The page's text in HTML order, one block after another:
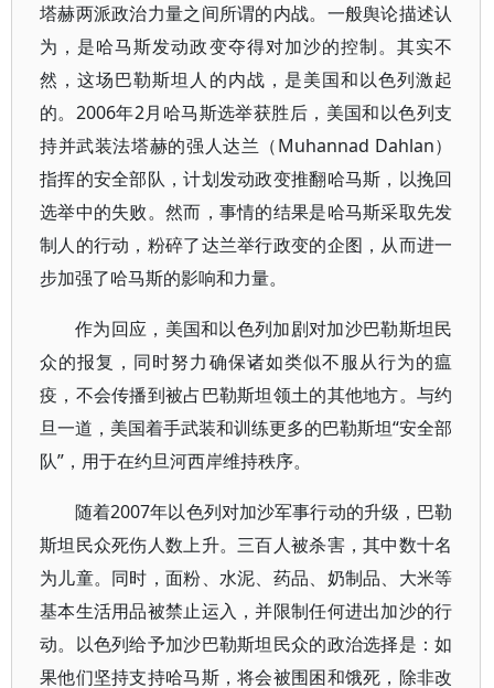
塔赫两派政治力量之间所谓的内战。一般舆论描述认
为，是哈马斯发动政变夺得对加沙的控制。其实不
然，这场巴勒斯坦人的内战，是美国和以色列激起
的。2006年2月哈马斯选举获胜后，美国和以色列支
持并武装法塔赫的强人达兰（Muhannad Dahlan）
指挥的安全部队，计划发动政变推翻哈马斯，以挽回
选举中的失败。然而，事情的结果是哈马斯采取先发
制人的行动，粉碎了达兰举行政变的企图，从而进一
步加强了哈马斯的影响和力量。
作为回应，美国和以色列加剧对加沙巴勒斯坦民
众的报复，同时努力确保诸如类似不服从行为的瘟
疫，不会传播到被占巴勒斯坦领土的其他地方。与约
旦一道，美国着手武装和训练更多的巴勒斯坦“安全部
队”，用于在约旦河西岸维持秩序。
随着2007年以色列对加沙军事行动的升级，巴勒
斯坦民众死伤人数上升。三百人被杀害，其中数十名
为儿童。同时，面粉、水泥、药品、奶制品、大米等
基本生活用品被禁止运入，并限制任何进出加沙的行
动。以色列给予加沙巴勒斯坦民众的政治选择是：如
果他们坚持支持哈马斯，将会被围困和饿死，除非改